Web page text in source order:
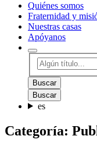
Quiénes somos
Fraternidad y
Nuestras casas
Apóyanos
Buscar
Buscar
es
Categoría: